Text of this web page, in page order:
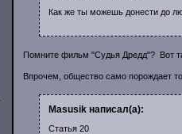
Как же ты можешь донести до
Помните фильм "Судья Дредд"? Вот
Впрочем, общество само порождает
Masusik написал(а):
Статья 20